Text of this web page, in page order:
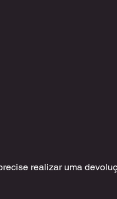
realizar uma